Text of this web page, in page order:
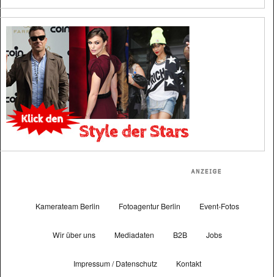
Kamerateam Berlin Fotoagentur Berlin Event-Fotos
Wir über uns Mediadaten B2B Jobs
Impressum / Datenschutz Kontakt